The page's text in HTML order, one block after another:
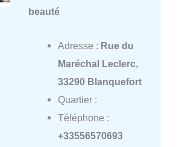
beauté
Adresse : Rue du
Maréchal Leclerc,
33290 Blanquefort
Quartier :
Téléphone :
+33556570693